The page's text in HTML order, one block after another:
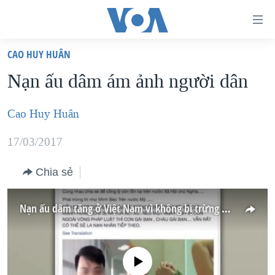
truy
cập
Tới
dung
hướng
VIỆT NAM
HOA KỲ
BLOG
MỤC
TỰ DO BÁO CHÍ
VẠCH TRẦN TIN GIẢ
CHIẾN TRANH THƯƠNG MẠI CỦA MỸ: QUÁ KHỨ VÀ HIỆN
HỌC TIẾNG ANH
CAO HUY HUÂN
Nạn ấu dâm ám ảnh người dân
Cao Huy Huân
17/03/2017
Chia sẻ
Nạn ấu dâm tăng ở Việt Nam vì không bị trừng trị thích đáng
No media source currently available